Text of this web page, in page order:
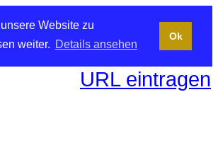
Website zu
weiter. Details ansehen
Ok
URL eintragen